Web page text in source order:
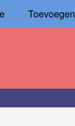
Toevoegen